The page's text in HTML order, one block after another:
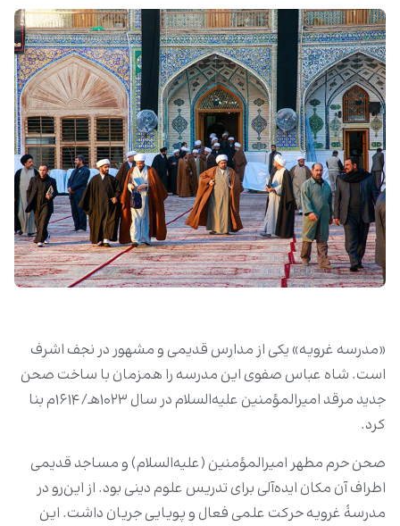
«مدرسه غرویه» یکی از مدارس قدیمی و مشهور در نجف اشرف
است. شاه عباس صفوی این مدرسه را همزمان با ساخت صحن
جدید مرقد امیرالمؤمنین علیه‌السلام در سال ۱۰۲۳هـ/۱۶۱۴م بنا
کرد.
صحن حرم مطهر امیرالمؤمنین (علیه‌السلام) و مساجد قدیمی
اطراف آن مکان ایده‌آلی برای تدریس علوم دینی بود. از این‌رو در
مدرسۀ غرویه حرکت علمی فعال و پویایی جریان داشت. این